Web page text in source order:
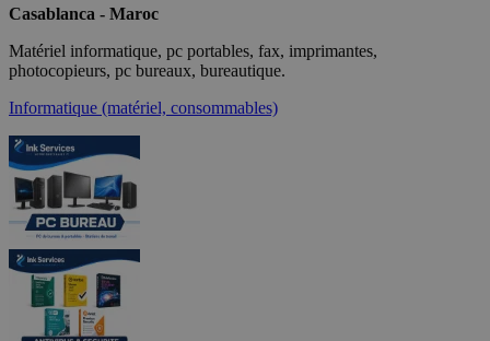
Casablanca - Maroc
Matériel informatique, pc portables, fax, imprimantes,
photocopieurs, pc bureaux, bureautique.
Informatique (matériel, consommables)